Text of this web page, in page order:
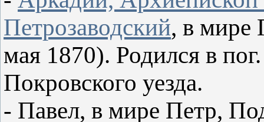
Петрозаводский, в мире
мая 1870). Родился в
Покровского уезда.
- Павел, в мире Петр,